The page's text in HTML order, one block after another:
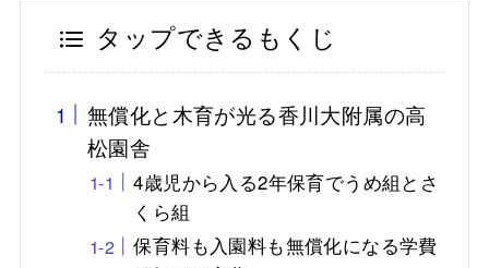
タップできるもくじ
無償化と木育が光る香川大附属の高
松園舎
4歳児から入る2年保育でうめ組とさ
くら組
保育料も入園料も無償化になる学費